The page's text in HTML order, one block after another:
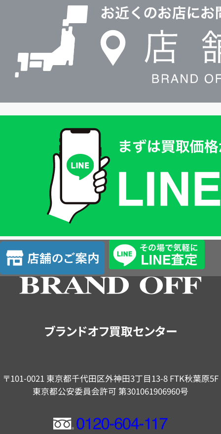
査
定
店
舗
の
ブランドオフ買取センター
〒101-0021 東京都千代田区外神田3丁目13-8 FTK秋葉原5F
東京都公安委員会許可 第301061906960号
フ